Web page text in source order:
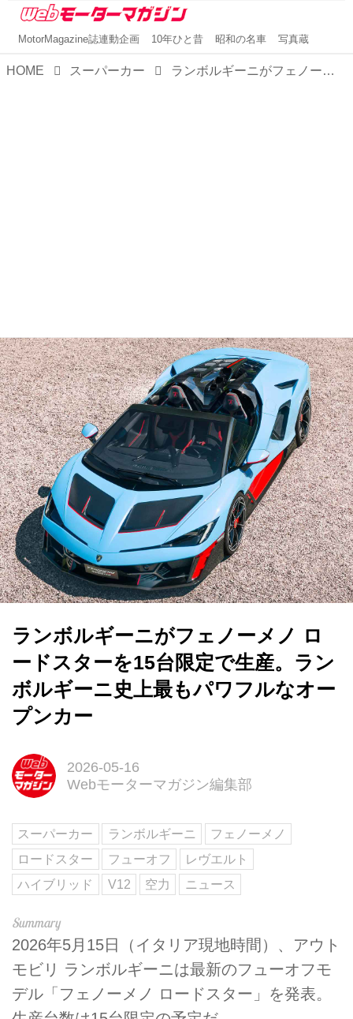
MotorMagazine誌連動企画 10年ひと昔 昭和の名車 写真蔵
HOME スーパーカー ランボルギーニがフェノーメノ ロードスターを15台限定で生産。ランボルギーニ史上最もパワフルなオープンカー
ランボルギーニがフェノーメノ ロ
ードスターを15台限定で生産。ラン
ボルギーニ史上最もパワフルなオー
プンカー
2026-05-16
Webモーターマガジン編集部
スーパーカー ランボルギーニ
フェノーメノ
ロードスター
フューオフ
レヴエルト
ハイブリッド
V12 空力 ニュース
2026年5月15日（イタリア現地時間）、アウト
モビリ ランボルギーニは最新のフューオフモ
デル「フェノーメノ ロードスター」を発表。